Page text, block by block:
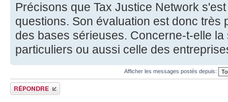
Précisons que Tax Justice Network
questions. Son évaluation est donc très
des bases sérieuses. Concerne-t-elle
particuliers ou aussi celle des
Afficher les messages postés depuis:
Répondre